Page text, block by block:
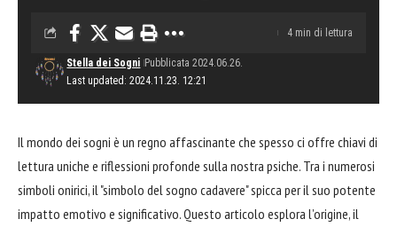
Last updated: 2024.11.23. 12:21
Stella dei Sogni Pubblicata 2024.06.26.
4 min di lettura
Il mondo dei sogni è un regno affascinante che spesso ci offre chiavi di
lettura uniche e riflessioni profonde sulla nostra psiche. Tra i numerosi
simboli onirici, il "simbolo del sogno cadavere" spicca per il suo potente
impatto emotivo e significativo. Questo articolo esplora l’origine, il